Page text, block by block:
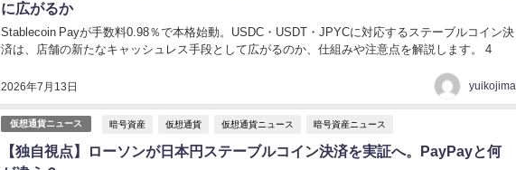
に広がるか
2026年7月13日
Stablecoin Payが手数料0.98％で本格始動。USDC・USDT・JPYCに対応するステーブルコイン決
済は、店舗の新たなキャッシュレス手段として広がるのか、仕組みや注意点を解説します。 4
yuikojima
仮想通貨ニュース 暗号資産 仮想通貨 仮想通貨ニュース 暗号資産ニュース
【独自視点】ローソンが日本円ステーブルコイン決済を実証へ。PayPayと何